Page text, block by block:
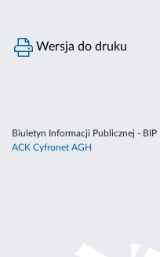
Wersja do druku
Biuletyn Informacji Publicznej -
ACK Cyfronet AGH